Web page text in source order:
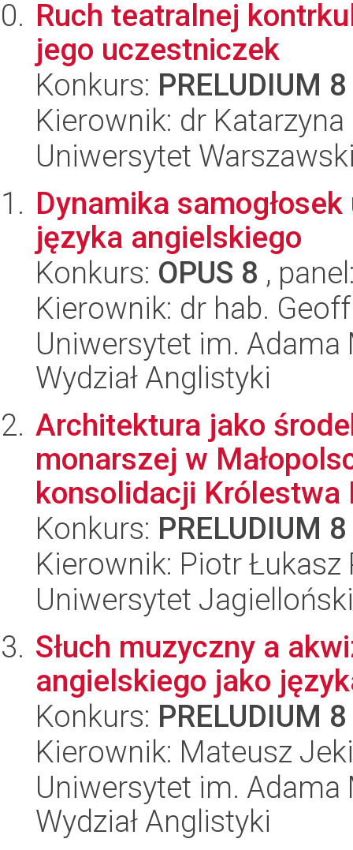
Ruch teatralnej
jego uczestniczek
Konkurs: PRELUDIUM 8
Kierownik: dr Katarzyna
Uniwersytet
Dynamika
języka angielskiego
Konkurs: OPUS 8 ,
Kierownik: dr hab.
Uniwersytet im.
Wydział Anglistyki
Architektura jako
monarszej w
konsolidacji Królestwa
Konkurs: PRELUDIUM 8
Kierownik: Piotr Łukasz
Uniwersytet
Słuch muzyczny a
angielskiego jako
Konkurs: PRELUDIUM 8
Kierownik: Mateusz
Uniwersytet im.
Wydział Anglistyki